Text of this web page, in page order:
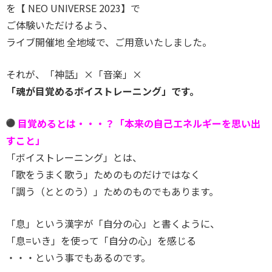
を【 NEO UNIVERSE 2023】で
ご体験いただけるよう、
ライブ開催地 全地域で、ご用意いたしました。
それが、「神話」×「音楽」×
「魂が目覚めるボイストレーニング」です。
目覚めるとは・・・？「本来の自己エネルギーを思い出
すこと」
「ボイストレーニング」とは、
「歌をうまく歌う」ためのものだけではなく
「調う（ととのう）」ためのものでもあります。
「息」という漢字が「自分の心」と書くように、
「息=いき」を使って「自分の心」を感じる
・・・という事でもあるのです。